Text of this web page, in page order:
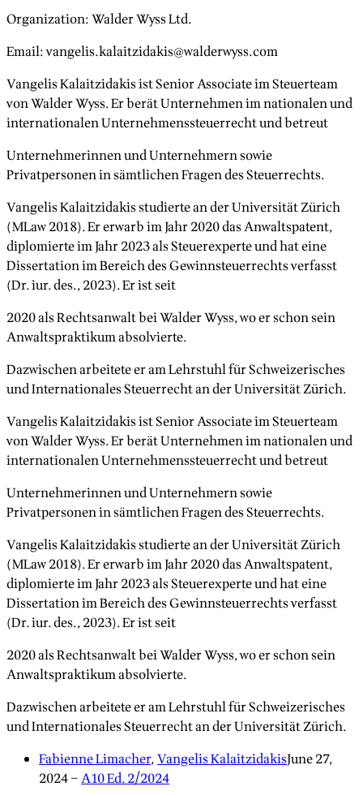
Organization:Walder Wyss Ltd.
Email:vangelis.kalaitzidakis@walderwyss.com
Vangelis Kalaitzidakis ist Senior Associate im Steuerteam
von Walder Wyss. Er berät Unternehmen im nationalen und
internationalen Unternehmenssteuerrecht und betreut
Unternehmerinnen und Unternehmern sowie
Privatpersonen in sämtlichen Fragen des Steuerrechts.
Vangelis Kalaitzidakis studierte an der Universität Zürich
(MLaw 2018). Er erwarb im Jahr 2020 das Anwaltspatent,
diplomierte im Jahr 2023 als Steuerexperte und hat eine
Dissertation im Bereich des Gewinnsteuerrechts verfasst
(Dr. iur. des., 2023). Er ist seit
2020 als Rechtsanwalt bei Walder Wyss, wo er schon sein
Anwaltspraktikum absolvierte.
Dazwischen arbeitete er am Lehrstuhl für Schweizerisches
und Internationales Steuerrecht an der Universität Zürich.
Vangelis Kalaitzidakis ist Senior Associate im Steuerteam
von Walder Wyss. Er berät Unternehmen im nationalen und
internationalen Unternehmenssteuerrecht und betreut
Unternehmerinnen und Unternehmern sowie
Privatpersonen in sämtlichen Fragen des Steuerrechts.
Vangelis Kalaitzidakis studierte an der Universität Zürich
(MLaw 2018). Er erwarb im Jahr 2020 das Anwaltspatent,
diplomierte im Jahr 2023 als Steuerexperte und hat eine
Dissertation im Bereich des Gewinnsteuerrechts verfasst
(Dr. iur. des., 2023). Er ist seit
2020 als Rechtsanwalt bei Walder Wyss, wo er schon sein
Anwaltspraktikum absolvierte.
Dazwischen arbeitete er am Lehrstuhl für Schweizerisches
und Internationales Steuerrecht an der Universität Zürich.
Fabienne Limacher,Vangelis KalaitzidakisJune 27,
2024–A10 Ed. 2/2024